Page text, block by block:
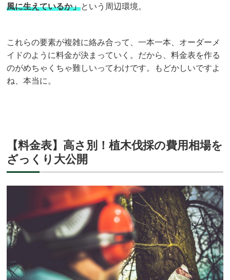
風に生えているか」という周辺環境。
これらの要素が複雑に絡み合って、一本一本、オーダーメ
イドのように料金が決まっていく。だから、料金表を作る
のがめちゃくちゃ難しいってわけです。もどかしいですよ
ね、本当に。
【料金表】高さ別！植木伐採の費用相場を
ざっくり大公開